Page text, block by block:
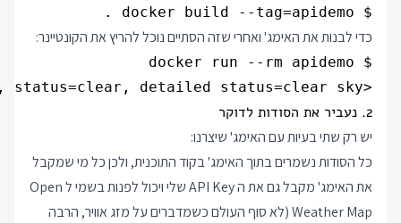
$ docker build --tag=apidemo .
כדי לבנות את האימג' ואחרי שזה הסתיים נוכל להריץ את הקונטיינר:
<pyowm.weatherapi25.weather.Weather - reference time=2019-03-26 10:34:01+00, status=clear, detailed status=clear sky>
2. נעביר את הסודות לדוקר
יש רק שתי בעיות עם האימג' שיצרנו:
כל הסודות נשמרים בתוך האימג' בקוד התוכנית, ולכן כל מי שמקבל
את האימג' מקבל גם את ה API Key שלי ויכול לפנות בשמי ל Open
Weather Map (לא סוף העולם כשמדברים על מזג אוויר, הרבה